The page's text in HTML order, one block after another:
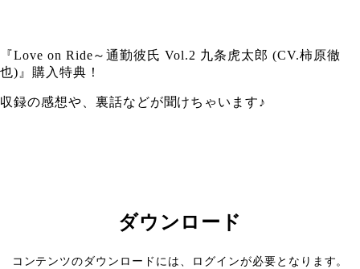
『Love on Ride～通勤彼氏 Vol.2 九条虎太郎 (CV.柿原徹
也)』購入特典！
収録の感想や、裏話などが聞けちゃいます♪
ダウンロード
コンテンツのダウンロードには、ログインが必要となります。